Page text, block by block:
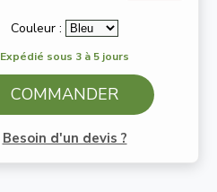
Couleur :
Expédié sous 3 à 5 jours
COMMANDER
Besoin d'un devis ?